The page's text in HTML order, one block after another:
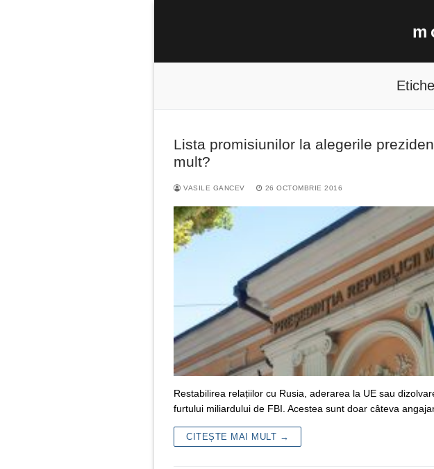
Lista promisiunilor la alegerile
mult?
VASILE GANCEV 26 OCTOMBRIE 2016
Restabilirea relațiilor cu Rusia, aderarea la UE sau
furtului miliardului de FBI. Acestea sunt doar câteva
CITEȘTE MAI MULT →